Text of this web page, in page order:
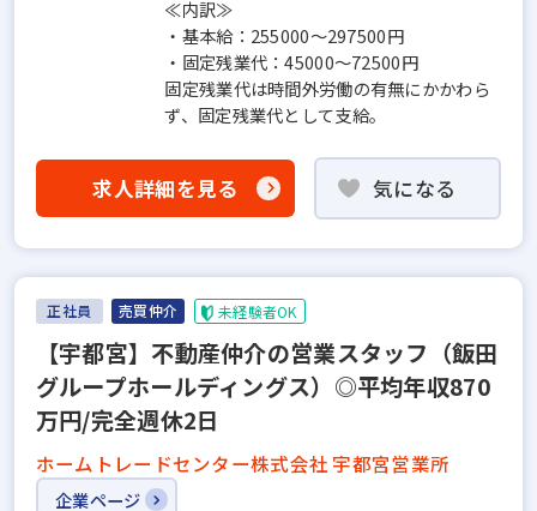
≪内訳≫
・基本給：255000～297500円
・固定残業代：45000～72500円
固定残業代は時間外労働の有無にかかわら
ず、固定残業代として支給。
求人詳細を見る 気になる
正社員 売買仲介 未経験者OK
【宇都宮】不動産仲介の営業スタッフ（飯田
グループホールディングス）◎平均年収870
万円/完全週休2日
ホームトレードセンター株式会社 宇都宮営業所
企業ページ